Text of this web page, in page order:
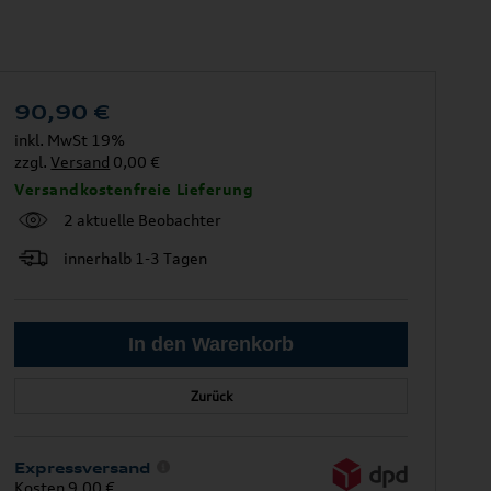
90,90 €
inkl. MwSt 19%
zzgl.Versand 0,00 €
Versandkostenfreie Lieferung
2 aktuelle Beobachter
innerhalb 1-3 Tagen
Zurück
Expressversand
Kosten 9,00 €